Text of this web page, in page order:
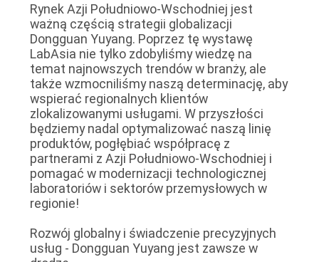
Rynek Azji Południowo-Wschodniej jest
ważną częścią strategii globalizacji
Dongguan Yuyang. Poprzez tę wystawę
LabAsia nie tylko zdobyliśmy wiedzę na
temat najnowszych trendów w branży, ale
także wzmocniliśmy naszą determinację, aby
wspierać regionalnych klientów
zlokalizowanymi usługami. W przyszłości
będziemy nadal optymalizować naszą linię
produktów, pogłębiać współpracę z
partnerami z Azji Południowo-Wschodniej i
pomagać w modernizacji technologicznej
laboratoriów i sektorów przemysłowych w
regionie!
Rozwój globalny i świadczenie precyzyjnych
usług - Dongguan Yuyang jest zawsze w